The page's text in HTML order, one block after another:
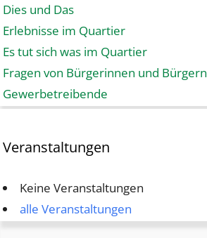
Dies und Das
Erlebnisse im Quartier
Es tut sich was im Quartier
Fragen von Bürgerinnen und Bürgern
Gewerbetreibende
Veranstaltungen
Keine Veranstaltungen
alle Veranstaltungen